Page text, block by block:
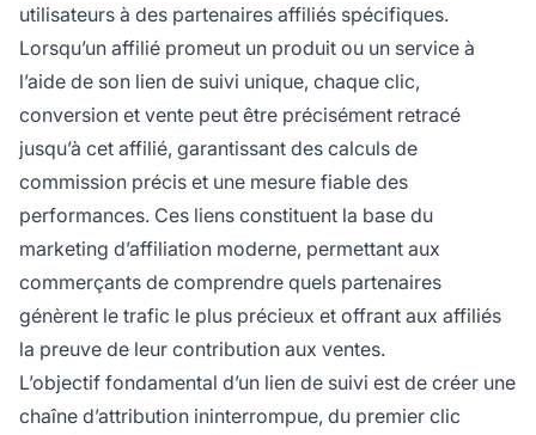
utilisateurs à des partenaires affiliés spécifiques.
Lorsqu’un affilié promeut un produit ou un service à
l’aide de son lien de suivi unique, chaque clic,
conversion et vente peut être précisément retracé
jusqu’à cet affilié, garantissant des calculs de
commission précis et une mesure fiable des
performances. Ces liens constituent la base du
marketing d’affiliation moderne, permettant aux
commerçants de comprendre quels partenaires
génèrent le trafic le plus précieux et offrant aux affiliés
la preuve de leur contribution aux ventes.
L’objectif fondamental d’un lien de suivi est de créer une
chaîne d’attribution ininterrompue, du premier clic